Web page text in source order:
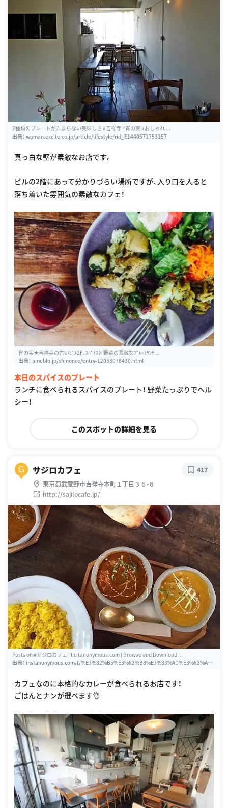
2種類のプレートがたまらない美味しさ #吉祥寺 #宵の実 #おしゃれ ...
出典： woman.excite.co.jp/article/lifestyle/rid_E1440571753157
真っ白な壁が素敵なお店です。
ビルの2階にあって分かりづらい場所ですが、入り口を入ると
落ち着いた雰囲気の素敵なカフェ！
宵の実★吉祥寺の古いﾋﾞﾙ2F、ｽﾊﾟｲｽと野菜の素敵なﾌﾟﾚｰﾄﾗﾝﾁ ...
出典： ameblo.jp/shinonce/entry-12038078430.html
本日のスパイスのプレート
ランチに食べられるスパイスのプレート！ 野菜たっぷりでヘル
シー！
このスポットの詳細を見る
G サジロカフェ
東京都武蔵野市吉祥寺本町１丁目３６-８
http://sajilocafe.jp/
417
Posts on #サジロカフェ | Instanonymous.com | Browse and Download ...
出典： instanonymous.com/t/%E3%82%B5%E3%82%B8%E3%83%AD%E3%82%AB%
カフェなのに本格的なカレーが食べられるお店です！
ごはんとナンが選べます👌